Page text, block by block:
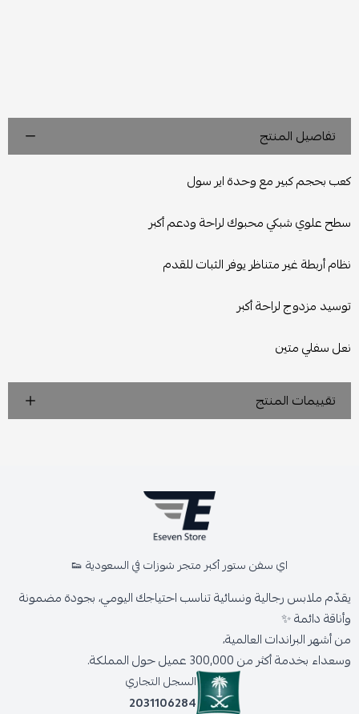
تفاصيل المنتج
كعب بحجم كبير مع وحدة اير سول
سطح علوي شبكي محبوك لراحة ودعم أكبر
نظام أربطة غير متناظر يوفر الثبات للقدم
توسيد مزدوج لراحة أكبر
نعل سفلي متين
تقييمات المنتج
اي سفن ستور أكبر متجر شوزات في السعودية 👟
يقدّم ملابس رجالية ونسائية تناسب احتياجك اليومي، بجودة مضمونة
وأناقة دائمة ✨
من أشهر البراندات العالمية،
وسعداء بخدمة أكثر من 300,000 عميل حول المملكة.
السجل التجاري
2031106284